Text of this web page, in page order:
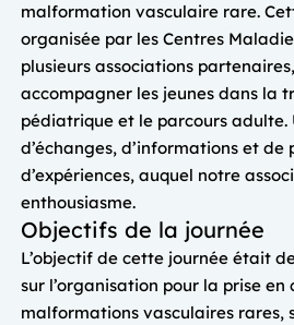
malformation vasculaire rare.
organisée par les Centres
plusieurs associations
accompagner les jeunes dans la
pédiatrique et le parcours
d’échanges, d’informations et de
d’expériences, auquel notre
enthousiasme.
Objectifs de la journée
L’objectif de cette journée était
sur l’organisation pour la prise en
malformations vasculaires rares,